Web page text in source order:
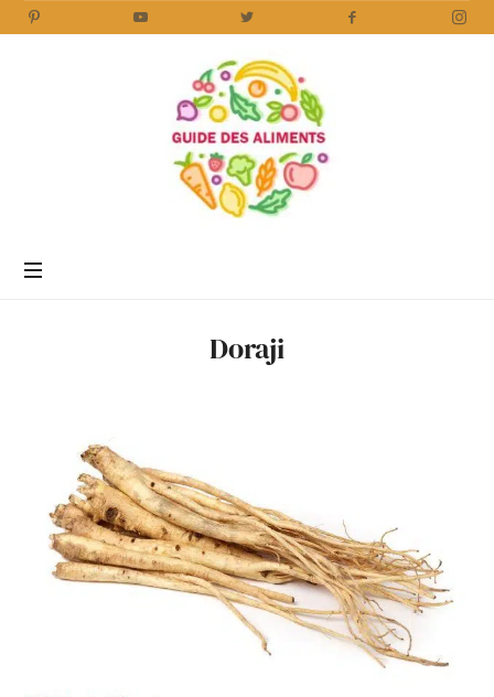
Aliments
Doraji